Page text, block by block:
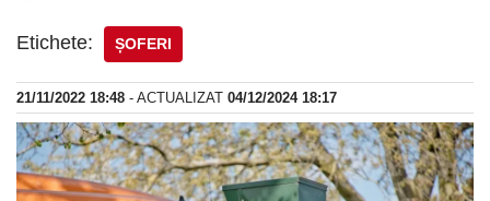
Etichete: ȘOFERI
21/11/2022 18:48 - ACTUALIZAT 04/12/2024 18:17